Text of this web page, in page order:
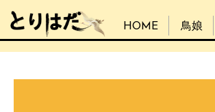
HOME 鳥娘